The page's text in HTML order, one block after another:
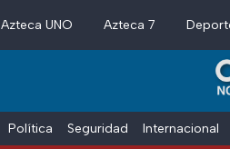
Azteca UNO Azteca 7
Política Seguridad Internacional